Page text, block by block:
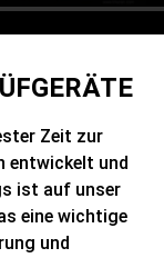
Zeit zur
entwickelt und
ist auf unser
eine wichtige
und